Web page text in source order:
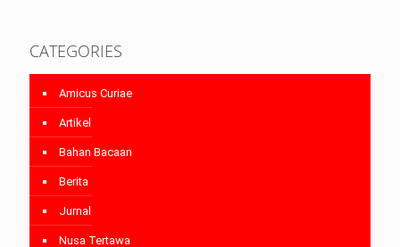
CATEGORIES
Amicus Curiae
Artikel
Bahan Bacaan
Berita
Jurnal
Nusa Tertawa